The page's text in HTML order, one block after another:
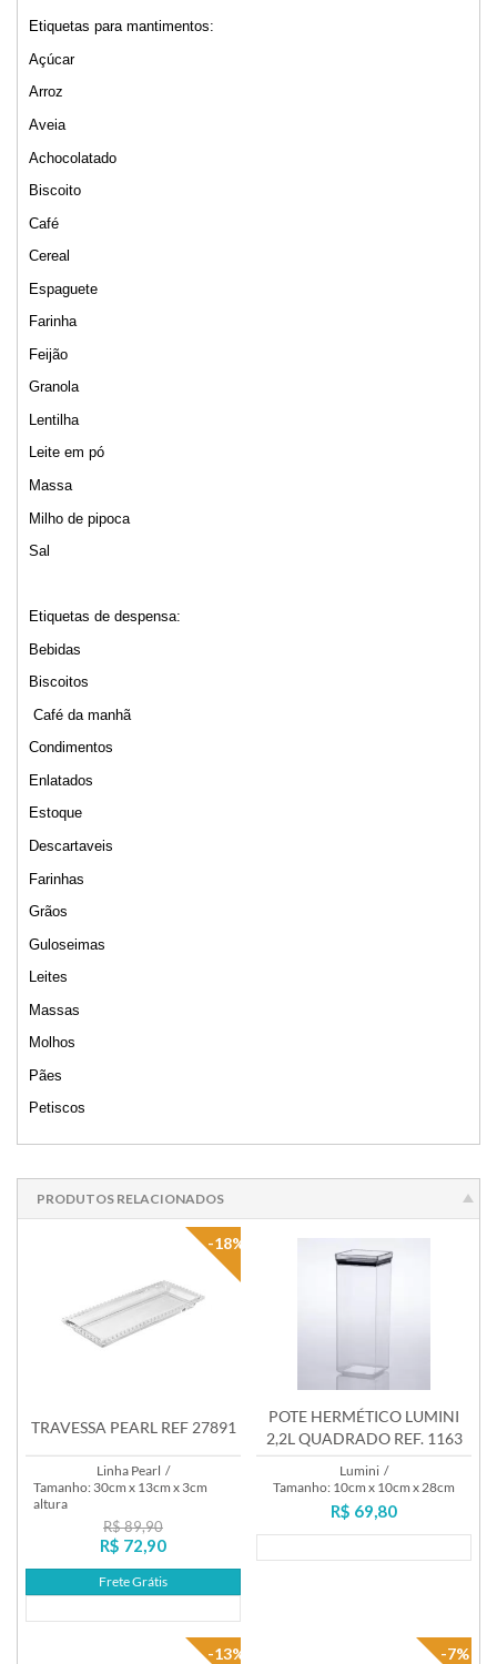
Etiquetas para mantimentos:
Açúcar
Arroz
Aveia
Achocolatado
Biscoito
Café
Cereal
Espaguete
Farinha
Feijão
Granola
Lentilha
Leite em pó
Massa
Milho de pipoca
Sal
Etiquetas de despensa:
Bebidas
Biscoitos
Café da manhã
Condimentos
Enlatados
Estoque
Descartaveis
Farinhas
Grãos
Guloseimas
Leites
Massas
Molhos
Pães
Petiscos
PRODUTOS RELACIONADOS
-18%
TRAVESSA PEARL REF 27891
Linha Pearl /
Tamanho: 30cm x 13cm x 3cm
altura
R$ 89,90
R$ 72,90
Frete Grátis
POTE HERMÉTICO LUMINI
2,2L QUADRADO REF. 1163
Lumini /
Tamanho: 10cm x 10cm x 28cm
R$ 69,80
-13% -7%